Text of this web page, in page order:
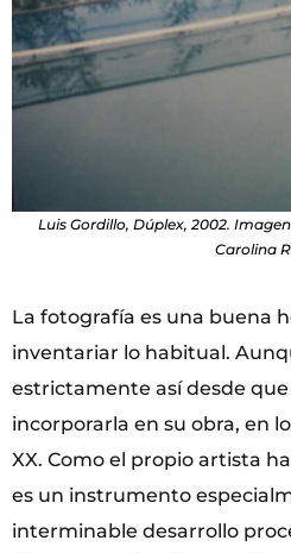
Luis Gordillo, Dúplex, 2002.
Carolina
La fotografía es una buena
inventariar lo habitual.
estrictamente así desde
incorporarla en su obra, en
XX. Como el propio artista
es un instrumento
interminable desarrollo